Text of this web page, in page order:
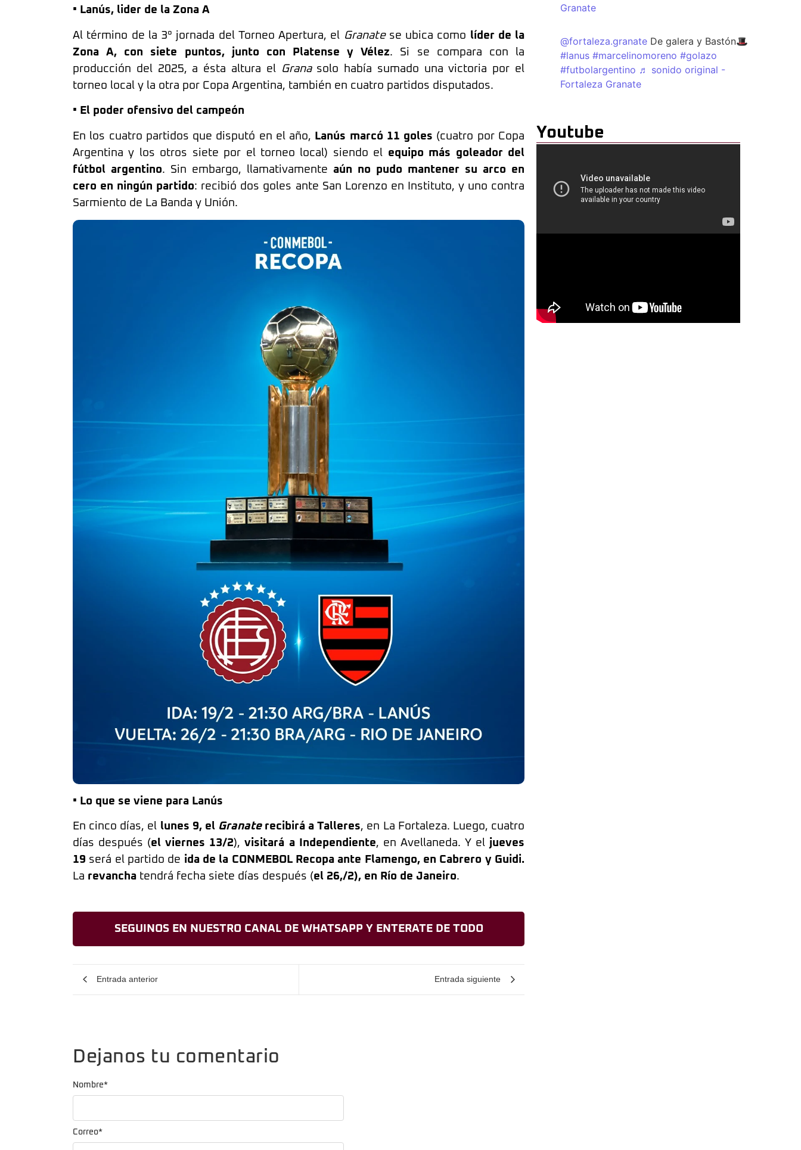
• Lanús, lider de la Zona A
Al término de la 3° jornada del Torneo Apertura, el Granatese ubica como líder de la
Zona A, con siete puntos, junto con Platense y Vélez. Si se compara con la
producción del 2025, a ésta altura el Granasolo había sumado una victoria por el
torneo local y la otra por Copa Argentina, también en cuatro partidos disputados.
• El poder ofensivo del campeón
En los cuatro partidos que disputó en el año, Lanús marcó 11 goles (cuatro por Copa
Argentina y los otros siete por el torneo local) siendo el equipo más goleador del
fútbol argentino. Sin embargo, llamativamente aún no pudo mantener su arco en
cero en ningún partido: recibió dos goles ante San Lorenzo en Instituto, y uno contra
Sarmiento de La Banda y Unión.
• Lo que se viene para Lanús
En cinco días, el lunes 9, el Granaterecibirá a Talleres, en La Fortaleza. Luego, cuatro
días después (el viernes 13/2),visitará a Independiente, en Avellaneda. Y el jueves
19 será el partido de ida de la CONMEBOL Recopa ante Flamengo, en Cabrero y Guidi.
La revancha tendrá fecha siete días después (el 26,/2), en Río de Janeiro.
SEGUINOS EN NUESTRO CANAL DE WHATSAPP Y ENTERATE DE TODO
Entrada anterior Entrada siguiente
Dejanos tu comentario
Nombre*
Correo*
Granate
@fortaleza.granate De galera y Bastón🎩
#lanus #marcelinomoreno #golazo
#futbolargentino ♬ sonido original -
Fortaleza Granate
Youtube